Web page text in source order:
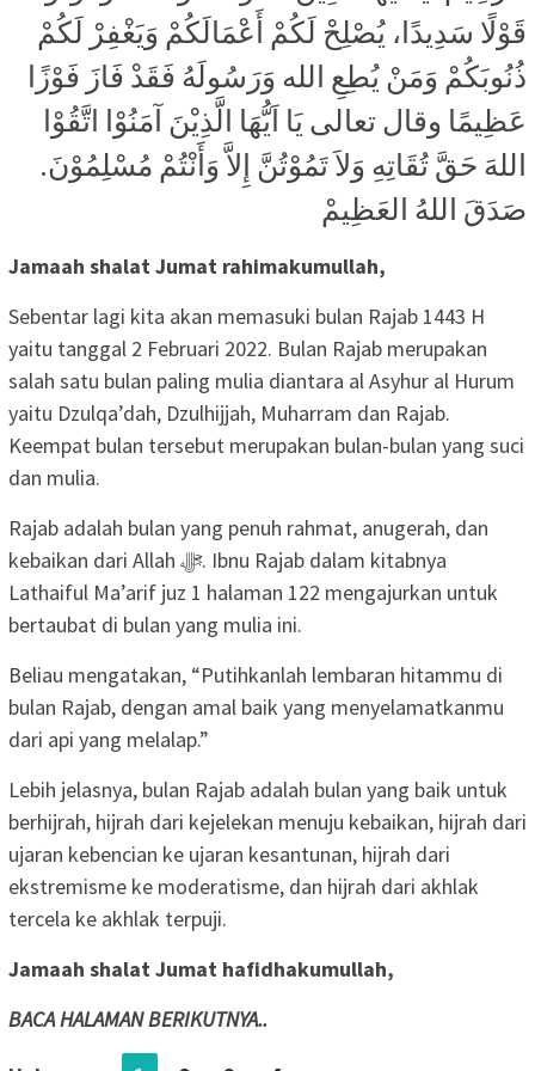
قَوْلًا سَدِيدًا، يُصْلِحْ لَكُمْ أَعْمَالَكُمْ وَيَغْفِرْ لَكُمْ
ذُنُوبَكُمْ وَمَنْ يُطِعِ الله وَرَسُولَهُ فَقَدْ فَازَ فَوْزًا
عَظِيمًا وقال تعالى يَا اَيُّهَا الَّذِيْنَ آمَنُوْا اتَّقُوْا
اللهَ حَقَّ تُقَاتِهِ وَلاَ تَمُوْتُنَّ إِلاَّ وَأَنْتُمْ مُسْلِمُوْنَ.
صَدَقَ اللهُ العَظِيمْ
Jamaah shalat Jumat rahimakumullah,
Sebentar lagi kita akan memasuki bulan Rajab 1443 H
yaitu tanggal 2 Februari 2022. Bulan Rajab merupakan
salah satu bulan paling mulia diantara al Asyhur al Hurum
yaitu Dzulqa’dah, Dzulhijjah, Muharram dan Rajab.
Keempat bulan tersebut merupakan bulan-bulan yang suci
dan mulia.
Rajab adalah bulan yang penuh rahmat, anugerah, dan
kebaikan dari Allah ﷻ. Ibnu Rajab dalam kitabnya
Lathaiful Ma’arif juz 1 halaman 122 mengajurkan untuk
bertaubat di bulan yang mulia ini.
Beliau mengatakan, “Putihkanlah lembaran hitammu di
bulan Rajab, dengan amal baik yang menyelamatkanmu
dari api yang melalap.”
Lebih jelasnya, bulan Rajab adalah bulan yang baik untuk
berhijrah, hijrah dari kejelekan menuju kebaikan, hijrah dari
ujaran kebencian ke ujaran kesantunan, hijrah dari
ekstremisme ke moderatisme, dan hijrah dari akhlak
tercela ke akhlak terpuji.
Jamaah shalat Jumat hafidhakumullah,
BACA HALAMAN BERIKUTNYA..